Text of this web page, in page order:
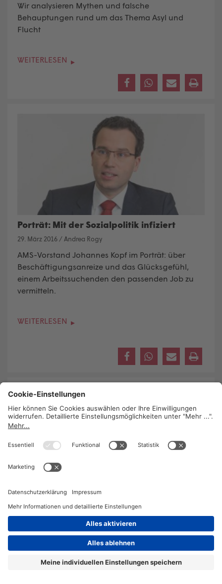
Wir analysieren Mythen und falsche
Behauptungen rund um das Thema Asyl und
Flucht
WEITERLESEN
Porträt: Mit der Sozialpolitik infiziert
29. März 2016 / Andrea Rogy
AMS-Vorstand Johannes Kopf im Porträt: über
Beschäftigungsanreize und das Glücksgefühl,
einem Arbeitssuchenden den passenden Job zu
vermitteln.
WEITERLESEN
Der Sozialstaat nützt allen
29. März 2016/Lucia Bauer
Ein funktionierender Sozialstaat bietet eine
umfassende materielle Absicherung im Alter sowie